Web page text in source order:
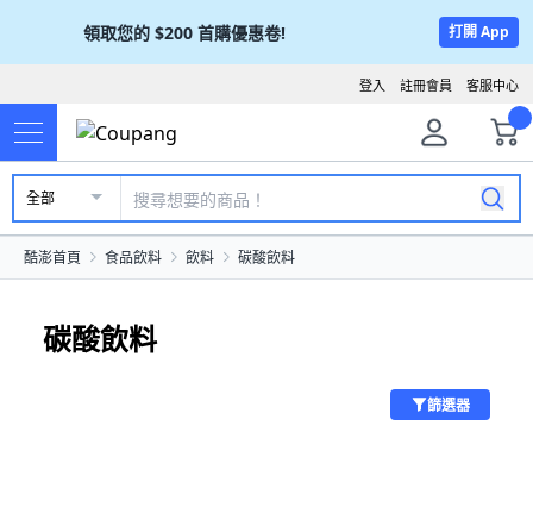
領取您的 $200 首購優惠卷! 打開 App
客服中心
註冊會員
登入
全部
酷澎首頁 食品飲料 飲料 碳酸飲料
碳酸飲料
篩選器